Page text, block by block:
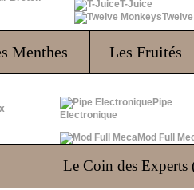
T-Juice
Menthes Les Fruités
Pipe
Electronique
Mod Full
Le Coin des Experts